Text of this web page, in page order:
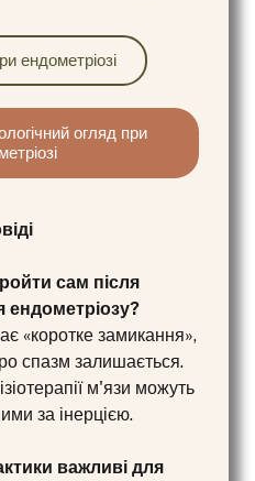
ендометріозі
огляд при
сам після
ендометріозу?
«коротке замикання»,
спазм залишається.
м'язи можуть
за інерцією.
важливі для